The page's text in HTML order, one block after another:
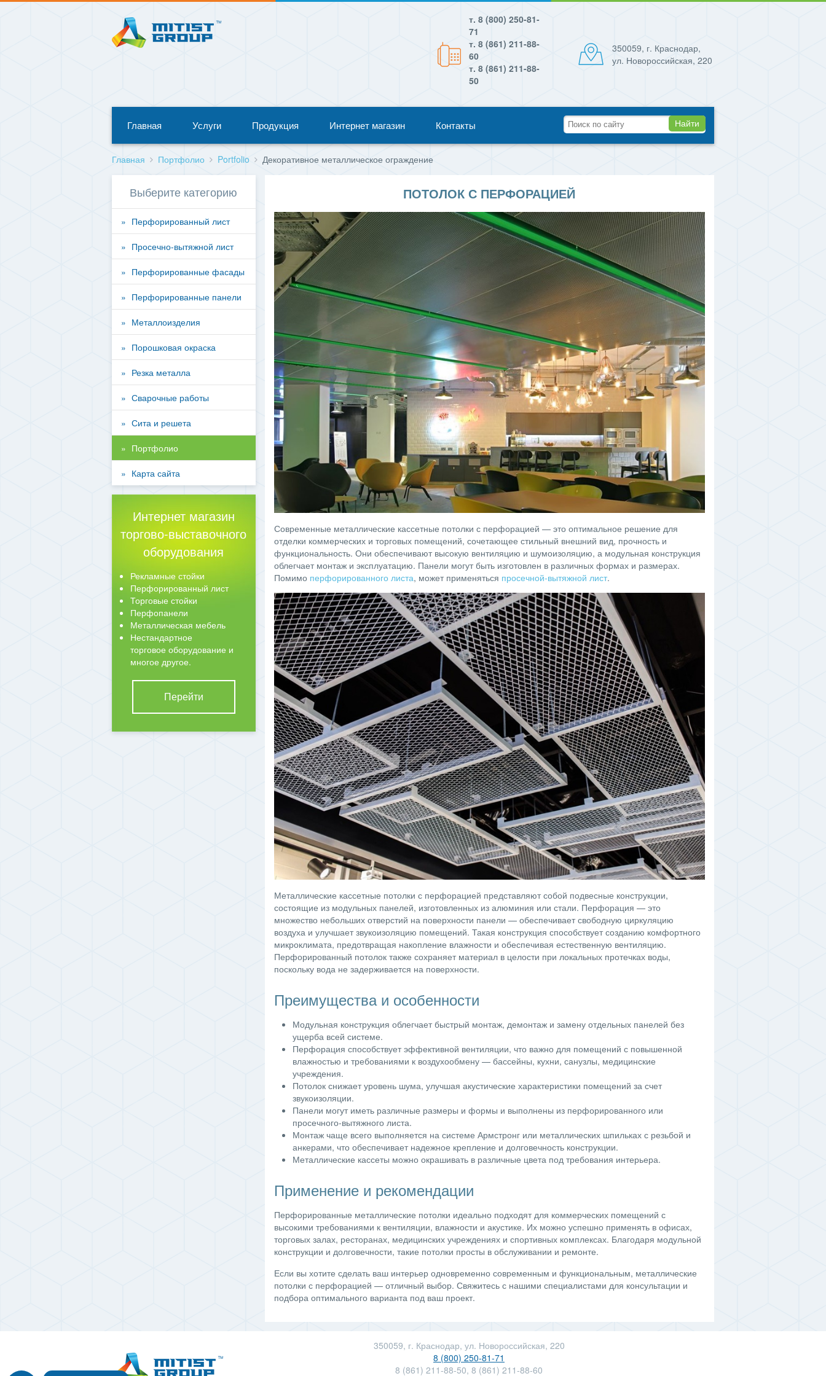
т. 8 (800) 250-81-
71
т. 8 (861) 211-88-
60
т. 8 (861) 211-88-
50
350059, г. Краснодар,
ул. Новороссийская, 220
Главная Услуги Продукция Интернет магазин Контакты Найти
Главная Портфолио Portfolio Декоративное металлическое ограждение
ПОТОЛОК С ПЕРФОРАЦИЕЙ
Современные металлические кассетные потолки с перфорацией — это оптимальное решение для
отделки коммерческих и торговых помещений, сочетающее стильный внешний вид, прочность и
функциональность. Они обеспечивают высокую вентиляцию и шумоизоляцию, а модульная конструкция
облегчает монтаж и эксплуатацию. Панели могут быть изготовлен в различных формах и размерах.
Помимо перфорированного листа, может применяться просечной-вытяжной лист.
Металлические кассетные потолки с перфорацией представляют собой подвесные конструкции,
состоящие из модульных панелей, изготовленных из алюминия или стали. Перфорация — это
множество небольших отверстий на поверхности панели — обеспечивает свободную циркуляцию
воздуха и улучшает звукоизоляцию помещений. Такая конструкция способствует созданию комфортного
микроклимата, предотвращая накопление влажности и обеспечивая естественную вентиляцию.
Перфорированный потолок также сохраняет материал в целости при локальных протечках воды,
поскольку вода не задерживается на поверхности.
Преимущества и особенности
Модульная конструкция облегчает быстрый монтаж, демонтаж и замену отдельных панелей без
ущерба всей системе.
Перфорация способствует эффективной вентиляции, что важно для помещений с повышенной
влажностью и требованиями к воздухообмену — бассейны, кухни, санузлы, медицинские
учреждения.
Потолок снижает уровень шума, улучшая акустические характеристики помещений за счет
звукоизоляции.
Панели могут иметь различные размеры и формы и выполнены из перфорированного или
просечного-вытяжного листа.
Монтаж чаще всего выполняется на системе Армстронг или металлических шпильках с резьбой и
анкерами, что обеспечивает надежное крепление и долговечность конструкции.
Металлические кассеты можно окрашивать в различные цвета под требования интерьера.
Применение и рекомендации
Перфорированные металлические потолки идеально подходят для коммерческих помещений с
высокими требованиями к вентиляции, влажности и акустике. Их можно успешно применять в офисах,
торговых залах, ресторанах, медицинских учреждениях и спортивных комплексах. Благодаря модульной
конструкции и долговечности, такие потолки просты в обслуживании и ремонте.
Если вы хотите сделать ваш интерьер одновременно современным и функциональным, металлические
потолки с перфорацией — отличный выбор. Свяжитесь с нашими специалистами для консультации и
подбора оптимального варианта под ваш проект.
Выберите категорию
Перфорированный лист
Просечно-вытяжной лист
Перфорированные фасады
Перфорированные панели
Металлоизделия
Порошковая окраска
Резка металла
Сварочные работы
Сита и решета
Портфолио
Карта сайта
Интернет магазин
торгово-выставочного
оборудования
Рекламные стойки
Перфорированный лист
Торговые стойки
Перфопанели
Металлическая мебель
Нестандартное
торговое оборудование и
многое другое.
Перейти
350059, г. Краснодар, ул. Новороссийская, 220
8 (800) 250-81-71
8 (861) 211-88-50, 8 (861) 211-88-60